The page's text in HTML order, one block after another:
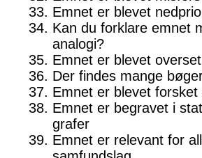
Emnet er blevet
Kan du forklare emnet
analogi?
Emnet er blevet
Der findes mange
Emnet er blevet forsket
Emnet er begravet i
grafer
Emnet er relevant for